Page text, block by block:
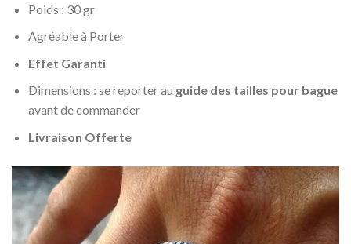
Poids : 30 gr
Agréable à Porter
Effet Garanti
Dimensions : se reporter au guide des tailles pour bague
avant de commander
Livraison Offerte